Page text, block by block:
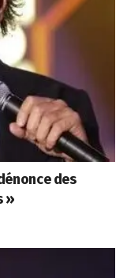
des
»